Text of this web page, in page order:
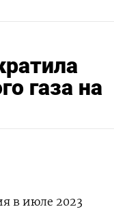
газа на
в июле 2023